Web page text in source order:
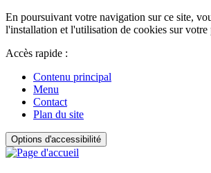
En poursuivant votre navigation sur ce site,
l'installation et l'utilisation de cookies sur votre
Accès rapide :
Contenu principal
Menu
Contact
Plan du site
Options d'accessibilité